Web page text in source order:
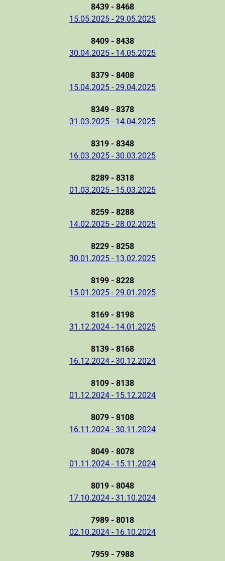
8439 - 8468
15.05.2025 - 29.05.2025
8409 - 8438
30.04.2025 - 14.05.2025
8379 - 8408
15.04.2025 - 29.04.2025
8349 - 8378
31.03.2025 - 14.04.2025
8319 - 8348
16.03.2025 - 30.03.2025
8289 - 8318
01.03.2025 - 15.03.2025
8259 - 8288
14.02.2025 - 28.02.2025
8229 - 8258
30.01.2025 - 13.02.2025
8199 - 8228
15.01.2025 - 29.01.2025
8169 - 8198
31.12.2024 - 14.01.2025
8139 - 8168
16.12.2024 - 30.12.2024
8109 - 8138
01.12.2024 - 15.12.2024
8079 - 8108
16.11.2024 - 30.11.2024
8049 - 8078
01.11.2024 - 15.11.2024
8019 - 8048
17.10.2024 - 31.10.2024
7989 - 8018
02.10.2024 - 16.10.2024
7959 - 7988